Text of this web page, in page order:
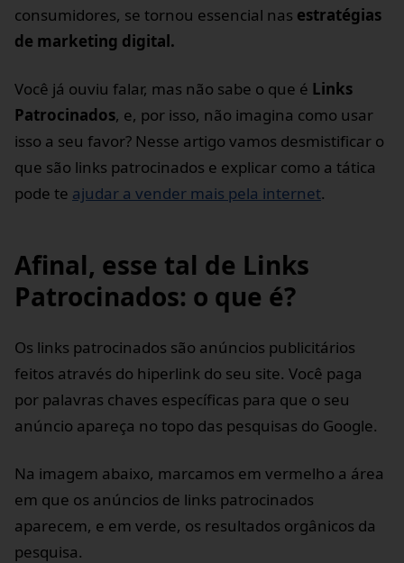
consumidores, se tornou essencial nas estratégias
de marketing digital.
Você já ouviu falar, mas não sabe o que é Links
Patrocinados, e, por isso, não imagina como usar
isso a seu favor? Nesse artigo vamos desmistificar o
que são links patrocinados e explicar como a tática
pode te ajudar a vender mais pela internet.
Afinal, esse tal de Links
Patrocinados: o que é?
Os links patrocinados são anúncios publicitários
feitos através do hiperlink do seu site. Você paga
por palavras chaves específicas para que o seu
anúncio apareça no topo das pesquisas do Google.
Na imagem abaixo, marcamos em vermelho a área
em que os anúncios de links patrocinados
aparecem, e em verde, os resultados orgânicos da
pesquisa.